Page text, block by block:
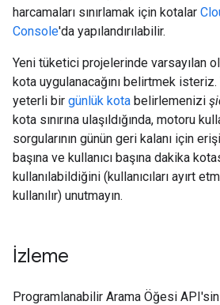
harcamaları sınırlamak için kotalar
Console'da yapılandırılabilir.
Yeni tüketici projelerinde varsayılan
kota uygulanacağını belirtmek
yeterli bir günlük kota belirlemenizi
kota sınırına ulaşıldığında, motoru
sorgularının günün geri kalanı için
başına ve kullanıcı başına dakika
kullanılabildiğini (kullanıcıları ayırt
kullanılır) unutmayın.
İzleme
Programlanabilir Arama Öğesi